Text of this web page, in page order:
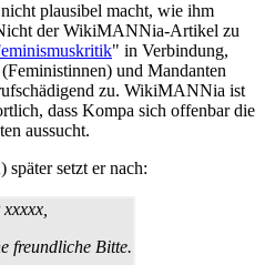
plausibel macht, wie ihm
der WikiMANNia-Artikel zu
" in Verbindung,
und Mandanten
zu. WikiMANNia ist
dass Kompa sich offenbar die
aussucht.
später setzt er nach:
freundliche Bitte.